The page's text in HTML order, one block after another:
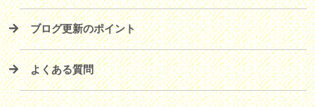
ブログ更新のポイント
よくある質問